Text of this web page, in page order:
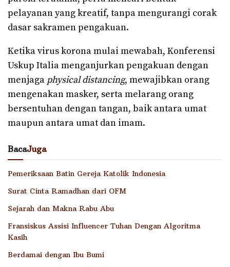
pelayanan yang kreatif, tanpa mengurangi corak
dasar sakramen pengakuan.
Ketika virus korona mulai mewabah, Konferensi
Uskup Italia menganjurkan pengakuan dengan
menjaga physical distancing, mewajibkan orang
mengenakan masker, serta melarang orang
bersentuhan dengan tangan, baik antara umat
maupun antara umat dan imam.
BacaJuga
Pemeriksaan Batin Gereja Katolik Indonesia
Surat Cinta Ramadhan dari OFM
Sejarah dan Makna Rabu Abu
Fransiskus Assisi Influencer Tuhan Dengan Algoritma
Kasih
Berdamai dengan Ibu Bumi